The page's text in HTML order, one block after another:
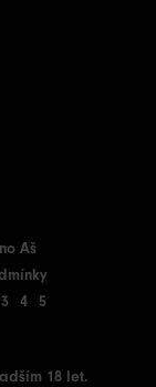
Aš
3 4
5
18 let.